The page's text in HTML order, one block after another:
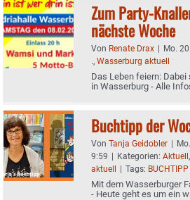
Zum Party-
nächste Woche
Von Renate Drax | Mo.
., Wasserburg aktuell
Das Leben feiern:
in Wasserburg - Alle
Buchtipp der
Von Tanja Geidobler |
9:59 | Kategorien: Aktuell,
aktuell | Tags:
Mit dem Wasserburger
- Heute geht es um ein